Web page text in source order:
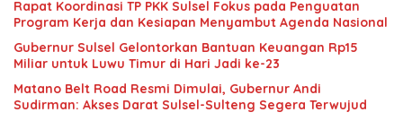
Rapat Koordinasi TP PKK Sulsel Fokus pada Penguatan
Program Kerja dan Kesiapan Menyambut Agenda Nasional
Gubernur Sulsel Gelontorkan Bantuan Keuangan Rp15
Miliar untuk Luwu Timur di Hari Jadi ke-23
Matano Belt Road Resmi Dimulai, Gubernur Andi
Sudirman: Akses Darat Sulsel-Sulteng Segera Terwujud